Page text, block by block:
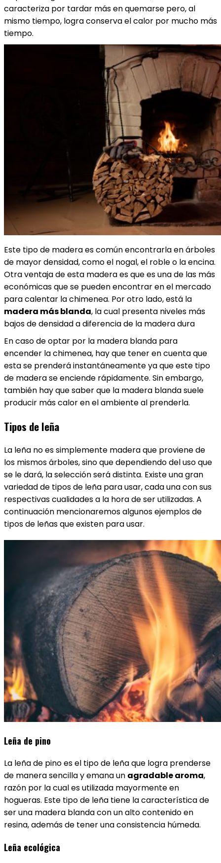
caracteriza por tardar más en quemarse pero, al
mismo tiempo, logra conserva el calor por mucho más
tiempo.
Este tipo de madera es común encontrarla en árboles
de mayor densidad, como el nogal, el roble o la encina.
Otra ventaja de esta madera es que es una de las más
económicas que se pueden encontrar en el mercado
para calentar la chimenea. Por otro lado, está la
madera más blanda, la cual presenta niveles más
bajos de densidad a diferencia de la madera dura
En caso de optar por la madera blanda para
encender la chimenea, hay que tener en cuenta que
esta se prenderá instantáneamente ya que este tipo
de madera se enciende rápidamente. Sin embargo,
también hay que saber que la madera blanda suele
producir más calor en el ambiente al prenderla.
Tipos de leña
La leña no es simplemente madera que proviene de
los mismos árboles, sino que dependiendo del uso que
se le dará, la selección será distinta. Existe una gran
variedad de tipos de leña para usar, cada una con sus
respectivas cualidades a la hora de ser utilizadas. A
continuación mencionaremos algunos ejemplos de
tipos de leñas que existen para usar.
Leña de pino
La leña de pino es el tipo de leña que logra prenderse
de manera sencilla y emana un agradable aroma,
razón por la cual es utilizada mayormente en
hogueras. Este tipo de leña tiene la característica de
ser una madera blanda con un alto contenido en
resina, además de tener una consistencia húmeda.
Leña ecológica